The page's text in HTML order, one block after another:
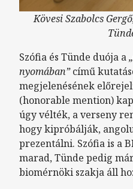
Kövesi Szabolcs
Szófia és Tünde duója a
nyomában”című
megjelenésének
(honorable mention)
úgy vélték, a verseny
hogy kipróbálják,
prezentálni. Szófia is a
marad, Tünde pedig
biomérnöki szakja áll